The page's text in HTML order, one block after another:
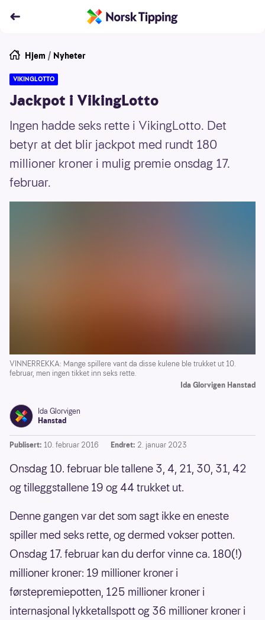
Hjem / Nyheter
VIKINGLOTTO
Jackpot i VikingLotto
Ingen hadde seks rette i VikingLotto. Det
betyr at det blir jackpot med rundt 180
millioner kroner i mulig premie onsdag 17.
februar.
VINNERREKKA: Mange spillere vant da disse kulene ble trukket ut 10.
februar, men ingen tikket inn seks rette.
Ida Glorvigen Hanstad
Ida Glorvigen
Hanstad
Publisert: 10. februar 2016 Endret: 2. januar 2023
Onsdag 10. februar ble tallene 3, 4, 21, 30, 31, 42
og tilleggstallene 19 og 44 trukket ut.
Denne gangen var det som sagt ikke en eneste
spiller med seks rette, og dermed vokser potten.
Onsdag 17. februar kan du derfor vinne ca. 180(!)
millioner kroner: 19 millioner kroner i
førstepremiepotten, 125 millioner kroner i
internasjonal lykketallspott og 36 millioner kroner i